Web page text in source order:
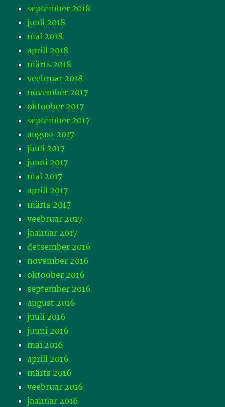
september 2018
juuli 2018
mai 2018
aprill 2018
märts 2018
veebruar 2018
november 2017
oktoober 2017
september 2017
august 2017
juuli 2017
juuni 2017
mai 2017
aprill 2017
märts 2017
veebruar 2017
jaanuar 2017
detsember 2016
november 2016
oktoober 2016
september 2016
august 2016
juuli 2016
juuni 2016
mai 2016
aprill 2016
märts 2016
veebruar 2016
jaanuar 2016